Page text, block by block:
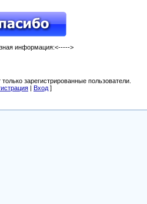
информация:<----->
зарегистрированные пользователи.
| Вход ]